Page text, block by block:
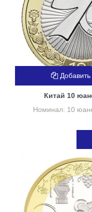
Китай 10
Номинал: 10